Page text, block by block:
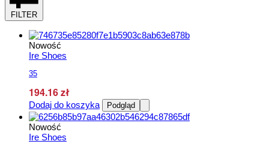
FILTER
Nowość
Ire Shoes
35
194.16zł
Dodaj do koszyka Podgląd
Nowość
Ire Shoes